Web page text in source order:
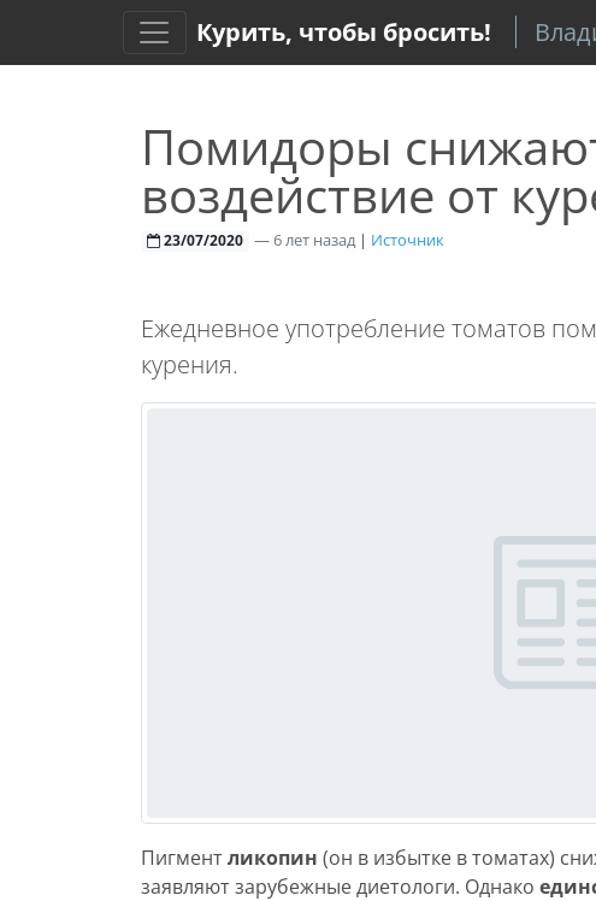
Курить, чтобы бросить!
Помидоры
воздействие от
23/07/2020 —6 лет назад | Источник
Ежедневное употребление томатов
курения.
Пигментликопин (он в избытке в томатах)
заявляют зарубежные диетологи. Однако